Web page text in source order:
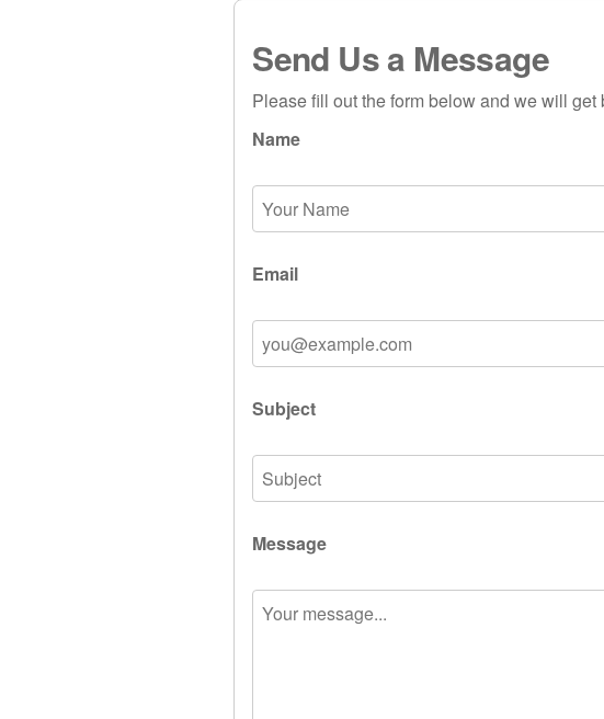
Send Us a Message
Please fill out the form below and we will get
Name
Email
Subject
Message